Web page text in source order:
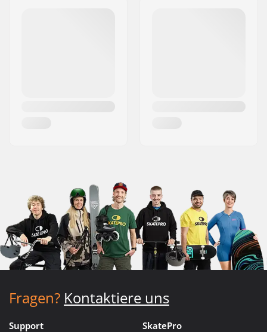
Fragen? Kontaktiere uns
Support SkatePro